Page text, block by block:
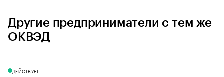
Другие предприниматели с тем же
ОКВЭД
ДЕЙСТВУЕТ